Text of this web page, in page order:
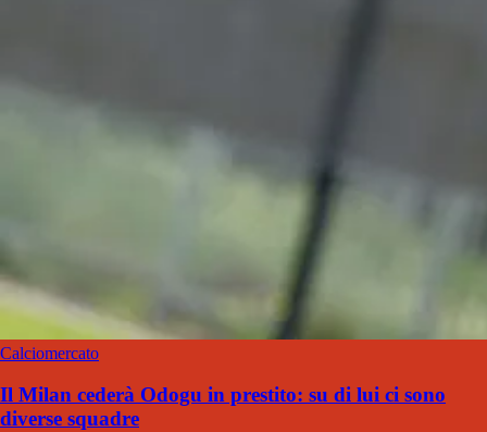
Calciomercato
Il Milan cederà Odogu in prestito: su di lui ci sono
diverse squadre